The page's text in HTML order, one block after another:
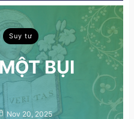
Suy tư
BỤI
Nov 20, 2025